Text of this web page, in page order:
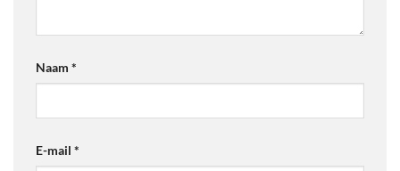
Naam *
E-mail *